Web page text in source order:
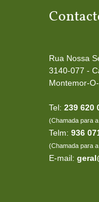
Rua Nossa
3140-077 -
Montemor-
Tel: 239 620
(Chamada para
Telm: 936
(Chamada para
E-mail: